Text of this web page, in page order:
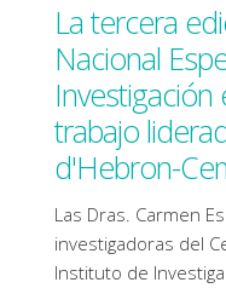
La tercera
Nacional
trabajo
d'Hebron-
Las Dras. Carmen
investigadoras del
Instituto de